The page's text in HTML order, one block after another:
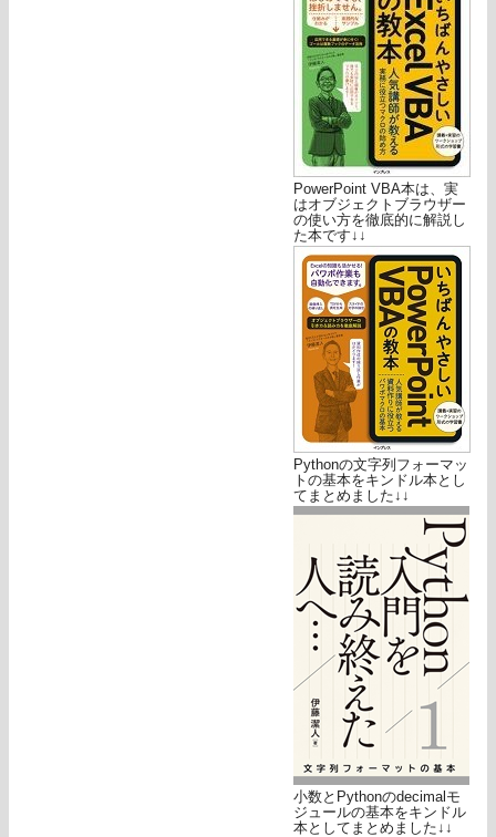
PowerPoint VBA本は、実
はオブジェクトブラウザー
の使い方を徹底的に解説し
た本です↓↓
Pythonの文字列フォーマッ
トの基本をキンドル本とし
てまとめました↓↓
小数とPythonのdecimalモ
ジュールの基本をキンドル
本としてまとめました↓↓